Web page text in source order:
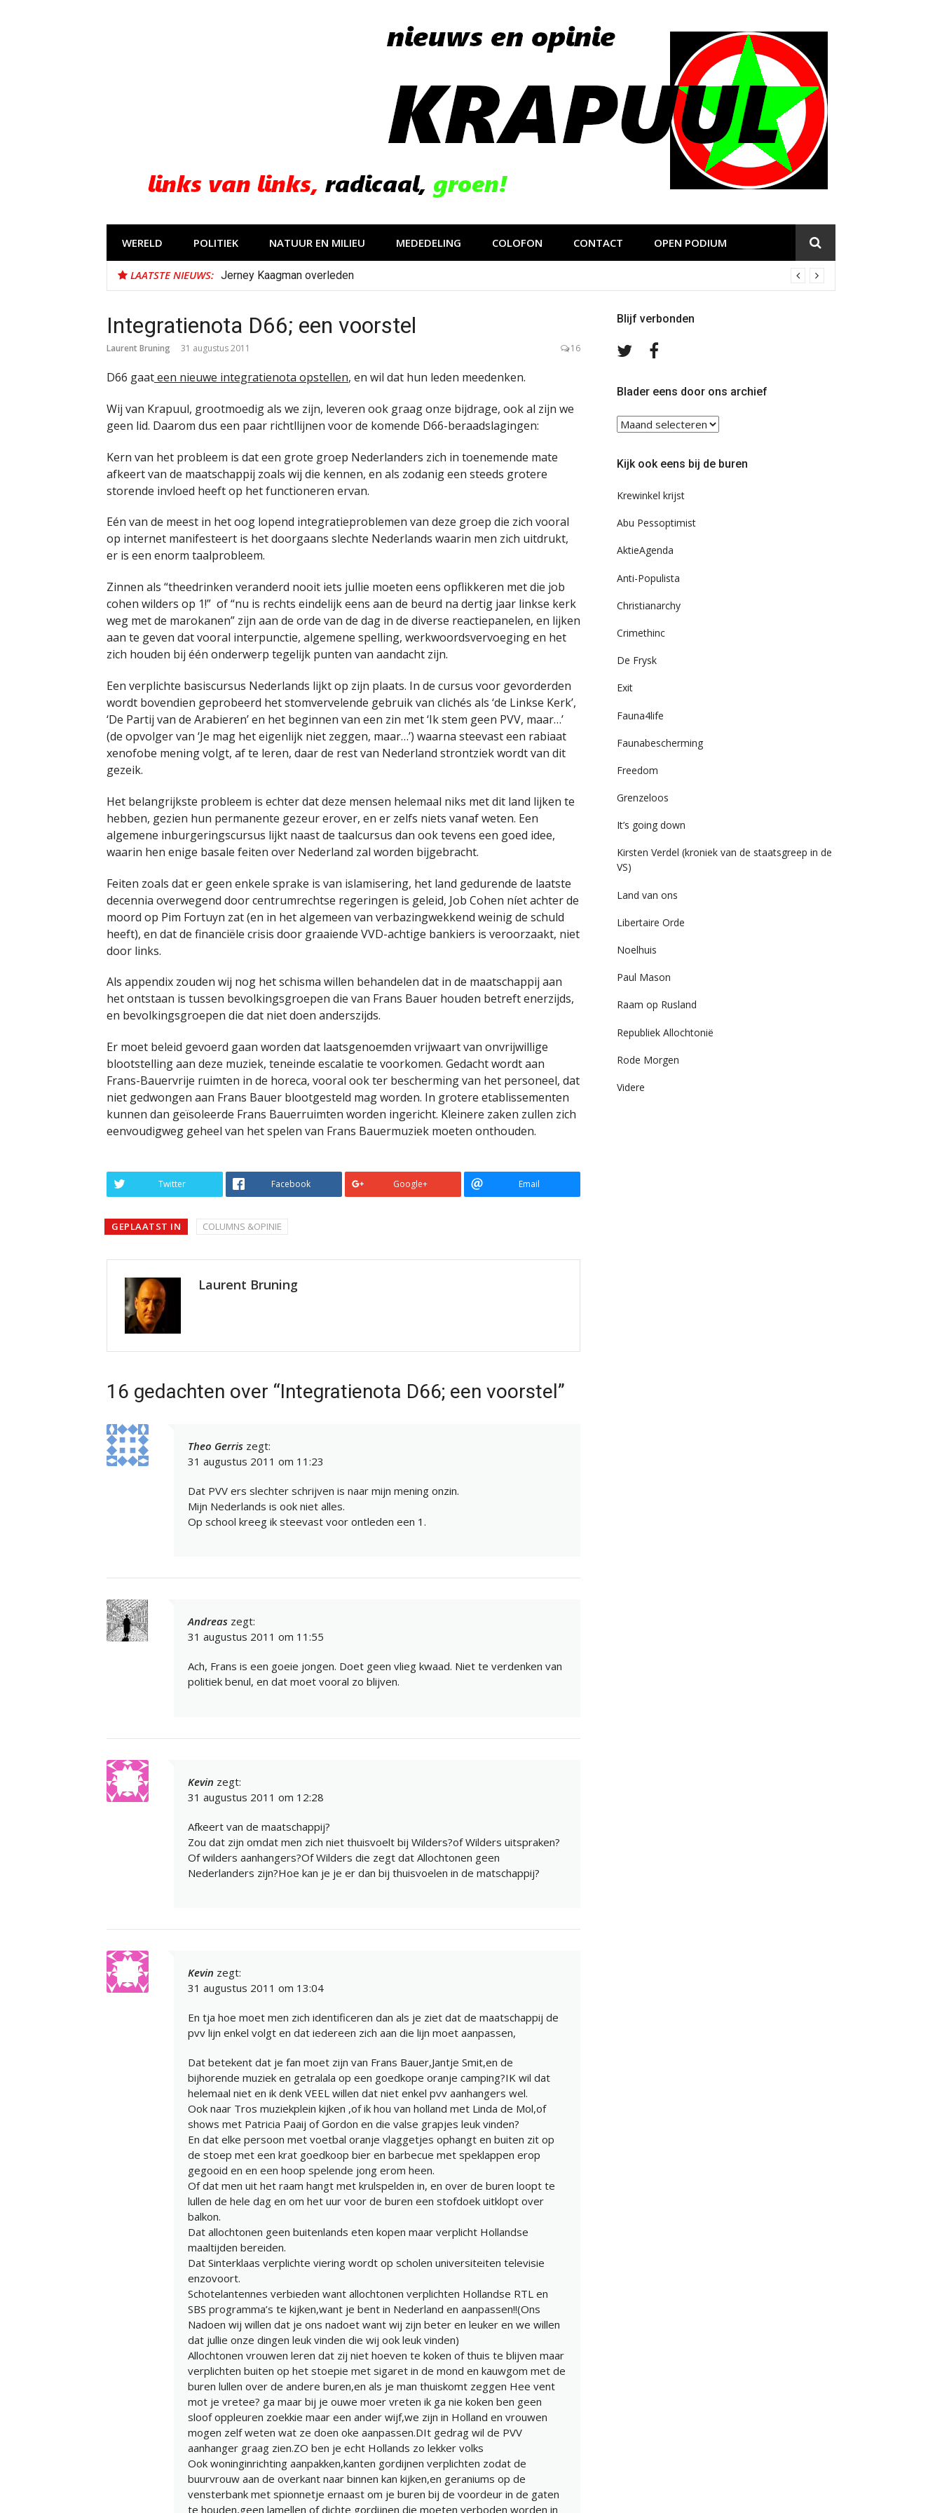
WERELD POLITIEK NATUUR EN MILIEU MEDEDELING COLOFON CONTACT OPEN PODIUM
LAATSTE NIEUWS: Jerney Kaagman overleden
Integratienota D66; een voorstel
Laurent Bruning 31 augustus 2011 16
D66 gaateen nieuwe integratienota opstellen, en wil dat hun leden meedenken.
Wij van Krapuul, grootmoedig als we zijn, leveren ook graag onze bijdrage, ook al zijn we
geen lid. Daarom dus een paar richtllijnen voor de komende D66-beraadslagingen:
Kern van het probleem is dat een grote groep Nederlanders zich in toenemende mate
afkeert van de maatschappij zoals wij die kennen, en als zodanig een steeds grotere
storende invloed heeft op het functioneren ervan.
Eén van de meest in het oog lopend integratieproblemen van deze groep die zich vooral
op internet manifesteert is het doorgaans slechte Nederlands waarin men zich uitdrukt,
er is een enorm taalprobleem.
Zinnen als “theedrinken veranderd nooit iets jullie moeten eens opflikkeren met die job
cohen wilders op 1!” of “nu is rechts eindelijk eens aan de beurd na dertig jaar linkse kerk
weg met de marokanen” zijn aan de orde van de dag in de diverse reactiepanelen, en lijken
aan te geven dat vooral interpunctie, algemene spelling, werkwoordsvervoeging en het
zich houden bij één onderwerp tegelijk punten van aandacht zijn.
Een verplichte basiscursus Nederlands lijkt op zijn plaats. In de cursus voor gevorderden
wordt bovendien geprobeerd het stomvervelende gebruik van clichés als ‘de Linkse Kerk’,
‘De Partij van de Arabieren’ en het beginnen van een zin met ‘Ik stem geen PVV, maar…’
(de opvolger van ‘Je mag het eigenlijk niet zeggen, maar…’) waarna steevast een rabiaat
xenofobe mening volgt, af te leren, daar de rest van Nederland strontziek wordt van dit
gezeik.
Het belangrijkste probleem is echter dat deze mensen helemaal niks met dit land lijken te
hebben, gezien hun permanente gezeur erover, en er zelfs niets vanaf weten. Een
algemene inburgeringscursus lijkt naast de taalcursus dan ook tevens een goed idee,
waarin hen enige basale feiten over Nederland zal worden bijgebracht.
Feiten zoals dat er geen enkele sprake is van islamisering, het land gedurende de laatste
decennia overwegend door centrumrechtse regeringen is geleid, Job Cohen níet achter de
moord op Pim Fortuyn zat (en in het algemeen van verbazingwekkend weinig de schuld
heeft), en dat de financiële crisis door graaiende VVD-achtige bankiers is veroorzaakt, niet
door links.
Als appendix zouden wij nog het schisma willen behandelen dat in de maatschappij aan
het ontstaan is tussen bevolkingsgroepen die van Frans Bauer houden betreft enerzijds,
en bevolkingsgroepen die dat niet doen anderszijds.
Er moet beleid gevoerd gaan worden dat laatsgenoemden vrijwaart van onvrijwillige
blootstelling aan deze muziek, teneinde escalatie te voorkomen. Gedacht wordt aan
Frans-Bauervrije ruimten in de horeca, vooral ook ter bescherming van het personeel, dat
niet gedwongen aan Frans Bauer blootgesteld mag worden. In grotere etablissementen
kunnen dan geïsoleerde Frans Bauerruimten worden ingericht. Kleinere zaken zullen zich
eenvoudigweg geheel van het spelen van Frans Bauermuziek moeten onthouden.
Twitter Facebook Google+ Email
GEPLAATST IN COLUMNS &OPINIE
Laurent Bruning
16 gedachten over “Integratienota D66; een voorstel”
Theo Gerris zegt:
31 augustus 2011 om 11:23
Dat PVV ers slechter schrijven is naar mijn mening onzin.
Mijn Nederlands is ook niet alles.
Op school kreeg ik steevast voor ontleden een 1.
Andreas zegt:
31 augustus 2011 om 11:55
Ach, Frans is een goeie jongen. Doet geen vlieg kwaad. Niet te verdenken van
politiek benul, en dat moet vooral zo blijven.
Kevin zegt:
31 augustus 2011 om 12:28
Afkeert van de maatschappij?
Zou dat zijn omdat men zich niet thuisvoelt bij Wilders?of Wilders uitspraken?
Of wilders aanhangers?Of Wilders die zegt dat Allochtonen geen
Nederlanders zijn?Hoe kan je je er dan bij thuisvoelen in de matschappij?
Kevin zegt:
31 augustus 2011 om 13:04
En tja hoe moet men zich identificeren dan als je ziet dat de maatschappij de
pvv lijn enkel volgt en dat iedereen zich aan die lijn moet aanpassen,
Dat betekent dat je fan moet zijn van Frans Bauer,Jantje Smit,en de
bijhorende muziek en getralala op een goedkope oranje camping?IK wil dat
helemaal niet en ik denk VEEL willen dat niet enkel pvv aanhangers wel.
Ook naar Tros muziekplein kijken ,of ik hou van holland met Linda de Mol,of
shows met Patricia Paaij of Gordon en die valse grapjes leuk vinden?
En dat elke persoon met voetbal oranje vlaggetjes ophangt en buiten zit op
de stoep met een krat goedkoop bier en barbecue met speklappen erop
gegooid en en een hoop spelende jong erom heen.
Of dat men uit het raam hangt met krulspelden in, en over de buren loopt te
lullen de hele dag en om het uur voor de buren een stofdoek uitklopt over
balkon.
Dat allochtonen geen buitenlands eten kopen maar verplicht Hollandse
maaltijden bereiden.
Dat Sinterklaas verplichte viering wordt op scholen universiteiten televisie
enzovoort.
Schotelantennes verbieden want allochtonen verplichten Hollandse RTL en
SBS programma’s te kijken,want je bent in Nederland en aanpassen!!(Ons
Nadoen wij willen dat je ons nadoet want wij zijn beter en leuker en we willen
dat jullie onze dingen leuk vinden die wij ook leuk vinden)
Allochtonen vrouwen leren dat zij niet hoeven te koken of thuis te blijven maar
verplichten buiten op het stoepie met sigaret in de mond en kauwgom met de
buren lullen over de andere buren,en als je man thuiskomt zeggen Hee vent
mot je vretee? ga maar bij je ouwe moer vreten ik ga nie koken ben geen
sloof oppleuren zoekkie maar een ander wijf,we zijn in Holland en vrouwen
mogen zelf weten wat ze doen oke aanpassen.DIt gedrag wil de PVV
aanhanger graag zien.ZO ben je echt Hollands zo lekker volks
Ook woninginrichting aanpakken,kanten gordijnen verplichten zodat de
buurvrouw aan de overkant naar binnen kan kijken,en geraniums op de
vensterbank met spionnetje ernaast om je buren bij de voordeur in de gaten
te houden,geen lamellen of dichte gordijnen die moeten verboden worden in
Blijf verbonden
Volg
TwitterFacebook
Blader eens door ons archief
Blader
eens
ons
Kijk ook eens bij de buren
Krewinkel krijst
Abu Pessoptimist
AktieAgenda
Anti-Populista
Christianarchy
Crimethinc
De Frysk
Exit
Fauna4life
Faunabescherming
Freedom
Grenzeloos
It’s going down
Kirsten Verdel (kroniek van de staatsgreep in de
VS)
Land van ons
Libertaire Orde
Noelhuis
Paul Mason
Raam op Rusland
Republiek Allochtonië
Rode Morgen
Videre